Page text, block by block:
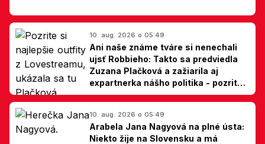
10. aug. 2026 o 05:49
Ani naše známe tváre si nenechali
ujsť Robbieho: Takto sa predviedla
Zuzana Plačková a zažiarila aj
expartnerka nášho politika - pozrite
si TOP outfity z Lovestreamu
10. aug. 2026 o 05:49
Arabela Jana Nagyová na plné ústa:
Niekto žije na Slovensku a má